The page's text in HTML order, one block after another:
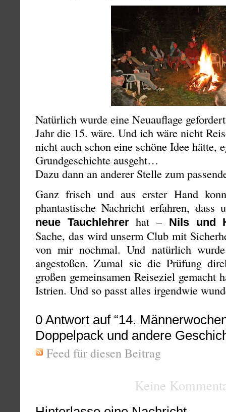
Natürlich wurde eine Neuauflage
Jahr die 15. wäre. Und ich wäre nicht
nicht auch schon eine schöne Idee hätte,
Grundgeschichte ausgeht…
Dazu dann an anderer Stelle zum
Ganz frisch und aus erster Hand
phantastische Nachricht erfahren,
neue Tauchlehrerhat – Nils und
Sache, das wird unserm Club mit
von mir nochmal. Und natürlich
angestoßen. Zumal sie die Prüfung
großen gemeinsamen Reiseziel gemacht
Istrien. Und so passt alles irgendwie
0 Antwort auf “14.
Doppelpack und andere
Feed für diesen Beitrag
Keine